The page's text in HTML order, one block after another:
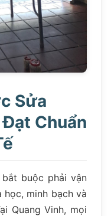
Sửa
Chuẩn
buộc phải vận
minh bạch và
Quang Vinh, mọi